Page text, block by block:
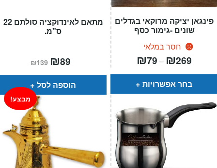
מתאם לאינדוקציה סולתם 22
ס"מ.
₪139 המחיר
המקורי
היה:
₪139.
₪89
הוא:
הוספה לסל
פינגאן יציקה מרוקאי בגדלים
שונים -גימור כסף
חסר במלאי
₪79 – ₪269
⁦₪79⁩
בחר אפשרויות
מבצע!